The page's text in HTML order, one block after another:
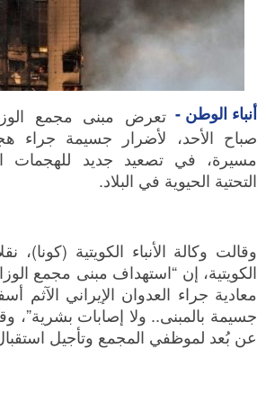
أنباء الوطن - تعرض مبنى مجمع
صباح الأحد، لأضرار جسيمة جراء
مسيرة، في تصعيد جديد للهجمات
التحتية الحيوية في البلاد.
وقالت وكالة الأنباء الكويتية (كونا)،
الكويتية، إن “استهداف مبنى مجمع
معادية جراء العدوان الإيراني الآثم
جسيمة بالمبنى.. ولا إصابات بشرية”،
عن بُعد لموظفي المجمع وتأجيل